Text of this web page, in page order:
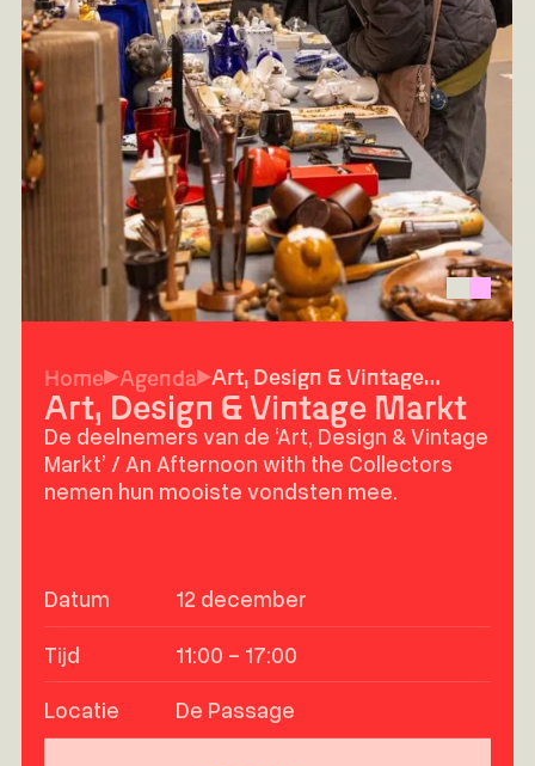
Home Agenda
Art, Design & Vintage
Markt
Art, Design & Vintage Markt
De deelnemers van de ‘Art, Design & Vintage
Markt’ / An Afternoon with the Collectors
nemen hun mooiste vondsten mee.
Datum 12 december
Tijd 11:00 - 17:00
Locatie De Passage